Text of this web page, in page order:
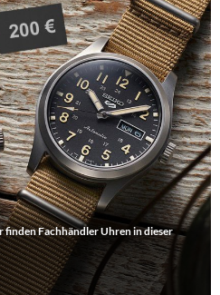
finden Fachhändler Uhren in dieser